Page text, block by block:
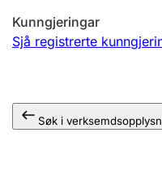
Andre tema
Kunngjeringar
Sjå registrerte
Søk i